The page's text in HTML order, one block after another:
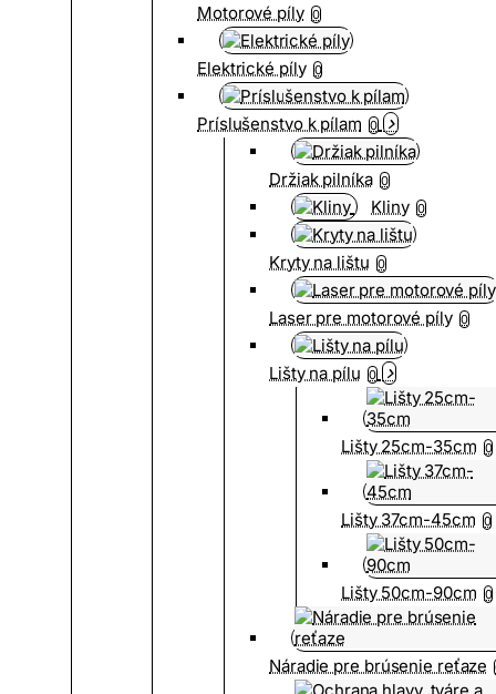
Motorové píly 0
Elektrické píly 0
Príslušenstvo k pílam 0
Držiak pilníka 0
Kliny 0
Kryty na lištu 0
Laser pre motorové píly 0
Lišty na pílu 0
Lišty 25cm-35cm 0
Lišty 37cm-45cm 0
Lišty 50cm-90cm 0
Náradie pre brúsenie reťaze